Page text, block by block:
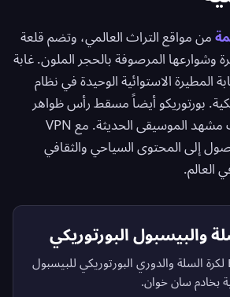
من مواقع التراث العالمي، وتضم قلعة
وشوارعها المرصوفة بالحجر الملون. غابة
المطيرة الاستوائية الوحيدة في نظام
بورتوريكو أيضاً مسقط رأس ظواهر
موسيقية عالمية غيّرت مشهد الموسيقى الحديثة. مع VPN
إلى المحتوى السياحي والثقافي
العالم.
شاهد مباريات BSN لكرة السلة والدوري البورتوريكي للبيسبول
بخادم سان خوان.